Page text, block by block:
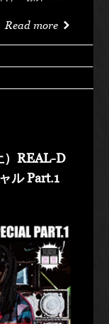
Read more
）REAL-D
ル Part.1